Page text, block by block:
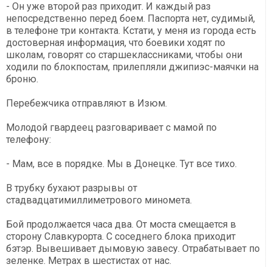
- Он уже второй раз приходит. И каждый раз
непосредственно перед боем. Паспорта нет, судимый,
в телефоне три контакта. Кстати, у меня из города есть
достоверная информация, что боевики ходят по
школам, говорят со старшеклассниками, чтобы они
ходили по блокпостам, прилепляли джипиэс-маячки на
броню.
Перебежчика отправляют в Изюм.
Молодой гвардеец разговаривает с мамой по
телефону:
- Мам, все в порядке. Мы в Донецке. Тут все тихо.
В трубку бухают разрывы от
стадвадцатимиллиметрового миномета.
Бой продолжается часа два. От моста смещается в
сторону Славкурорта. С соседнего блока приходит
бэтэр. Вывешивает дымовую завесу. Отрабатывает по
зеленке. Метрах в шестистах от нас.